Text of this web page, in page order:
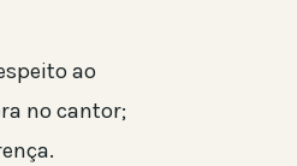
ao
no cantor;